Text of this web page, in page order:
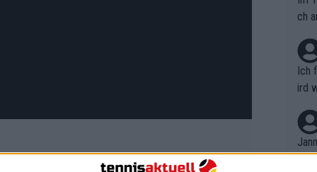
ch
Ich
ird
r in
em